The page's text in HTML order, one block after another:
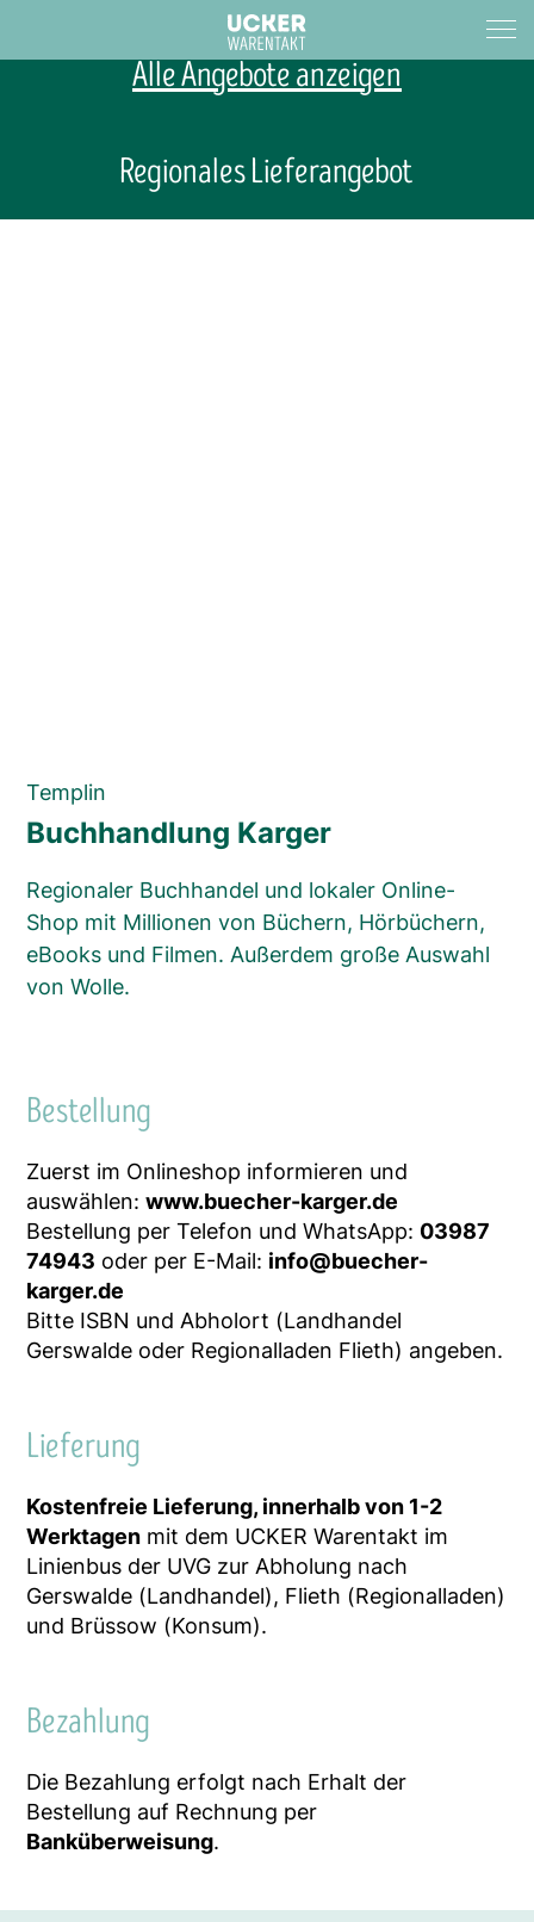
Alle Angebote anzeigen
Regionales Lieferangebot
Templin
Buchhandlung Karger
Regionaler Buchhandel und lokaler Online-
Shop mit Millionen von Büchern, Hörbüchern,
eBooks und Filmen. Außerdem große Auswahl
von Wolle.
Bestellung
Zuerst im Onlineshop informieren und
auswählen:www.buecher-karger.de
Bestellung per Telefon und WhatsApp: 03987
74943 oder per E-Mail: info@buecher-
karger.de
Bitte ISBN und Abholort (Landhandel
Gerswalde oder Regionalladen Flieth) angeben.
Lieferung
Kostenfreie Lieferung, innerhalb von 1-2
Werktagen mit dem UCKER Warentakt im
Linienbus der UVG zur Abholung nach
Gerswalde (Landhandel), Flieth (Regionalladen)
und Brüssow (Konsum).
Bezahlung
Die Bezahlung erfolgt nach Erhalt der
Bestellung auf Rechnung per
Banküberweisung.